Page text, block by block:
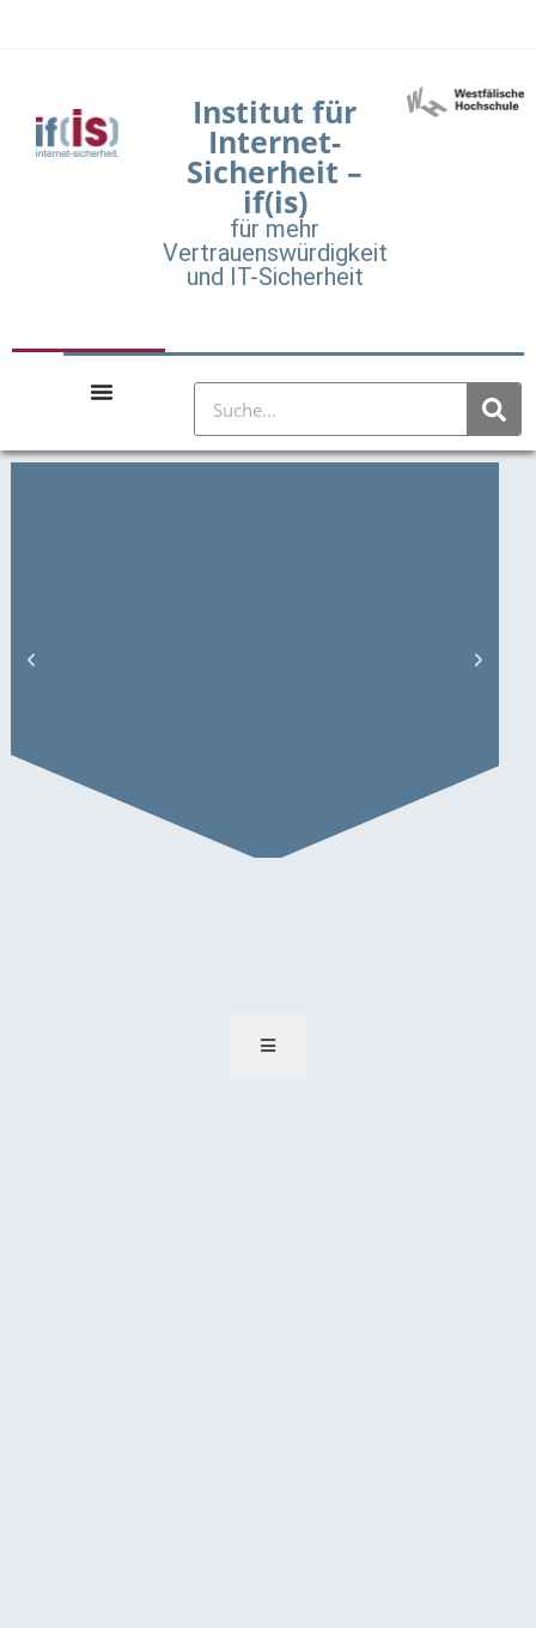
Institut für
Internet-
Sicherheit –
if(is)
für mehr
Vertrauenswürdigkeit
und IT-Sicherheit